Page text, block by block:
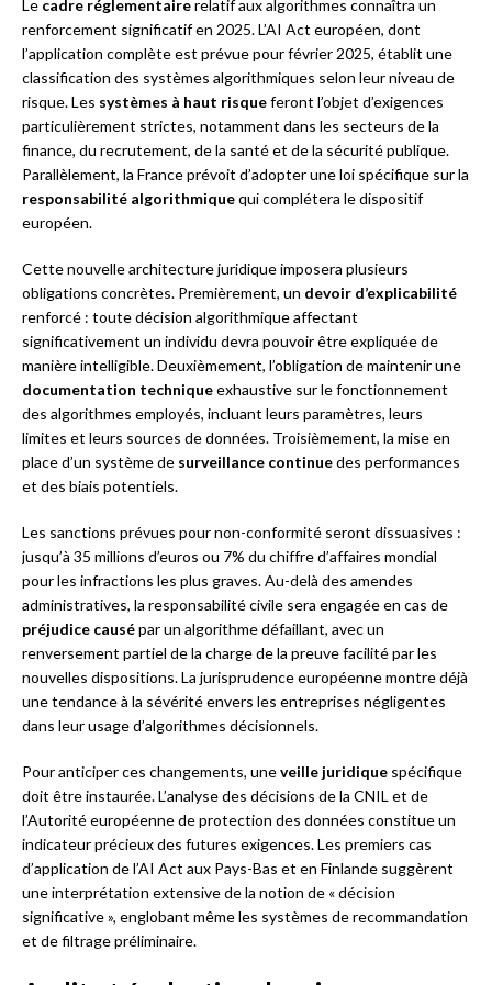
Le cadre réglementairerelatif aux algorithmes connaîtra un
renforcement significatif en 2025. L’AI Act européen, dont
l’application complète est prévue pour février 2025, établit une
classification des systèmes algorithmiques selon leur niveau de
risque. Les systèmes à haut risqueferont l’objet d’exigences
particulièrement strictes, notamment dans les secteurs de la
finance, du recrutement, de la santé et de la sécurité publique.
Parallèlement, la France prévoit d’adopter une loi spécifique sur la
responsabilité algorithmiquequi complétera le dispositif
européen.
Cette nouvelle architecture juridique imposera plusieurs
obligations concrètes. Premièrement, un devoir d’explicabilité
renforcé : toute décision algorithmique affectant
significativement un individu devra pouvoir être expliquée de
manière intelligible. Deuxièmement, l’obligation de maintenir une
documentation techniqueexhaustive sur le fonctionnement
des algorithmes employés, incluant leurs paramètres, leurs
limites et leurs sources de données. Troisièmement, la mise en
place d’un système de surveillance continuedes performances
et des biais potentiels.
Les sanctions prévues pour non-conformité seront dissuasives :
jusqu’à 35 millions d’euros ou 7% du chiffre d’affaires mondial
pour les infractions les plus graves. Au-delà des amendes
administratives, la responsabilité civile sera engagée en cas de
préjudice causépar un algorithme défaillant, avec un
renversement partiel de la charge de la preuve facilité par les
nouvelles dispositions. La jurisprudence européenne montre déjà
une tendance à la sévérité envers les entreprises négligentes
dans leur usage d’algorithmes décisionnels.
Pour anticiper ces changements, uneveille juridique spécifique
doit être instaurée. L’analyse des décisions de la CNIL et de
l’Autorité européenne de protection des données constitue un
indicateur précieux des futures exigences. Les premiers cas
d’application de l’AI Act aux Pays-Bas et en Finlande suggèrent
une interprétation extensive de la notion de « décision
significative », englobant même les systèmes de recommandation
et de filtrage préliminaire.